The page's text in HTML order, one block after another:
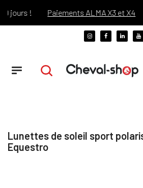
jours ! Paiements ALMA X3 et X4
Lunettes de soleil sport
Equestro